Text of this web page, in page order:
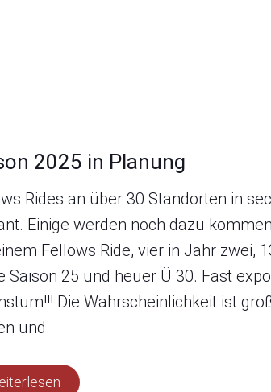
2025 in Planung
Rides an über 30 Standorten in
Einige werden noch dazu
Fellows Ride, vier in Jahr zwei,
Saison 25 und heuer Ü 30. Fast
Die Wahrscheinlichkeit ist
und